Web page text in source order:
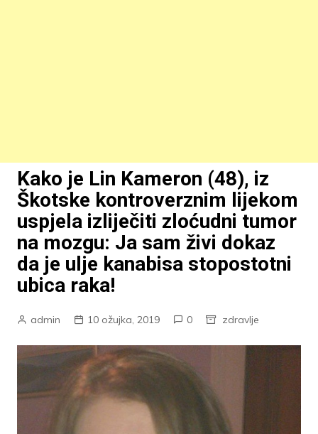
Kako je Lin Kameron (48), iz
Škotske kontroverznim lijekom
uspjela izliječiti zloćudni tumor
na mozgu: Ja sam živi dokaz
da je ulje kanabisa stopostotni
ubica raka!
admin 10 ožujka, 2019 0 zdravlje